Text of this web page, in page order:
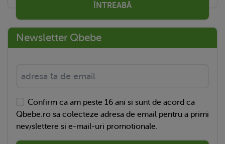
ÎNTREABĂ
Newsletter Qbebe
Confirm ca am peste 16 ani si sunt de acord ca
Qbebe.ro sa colecteze adresa de email pentru a primi
newslettere si e-mail-uri promotionale.